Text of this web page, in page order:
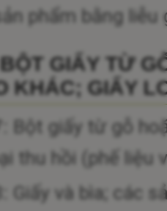
phẩm bằng liễu
GIẤY TỪ
KHÁC; GIẤY
Bột giấy từ gỗ
thu hồi (phế liệu
Giấy và bìa; các